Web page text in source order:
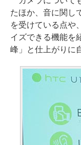
たほか、音に関し
を受けている点や
イズできる機能を
峰」と仕上がりに